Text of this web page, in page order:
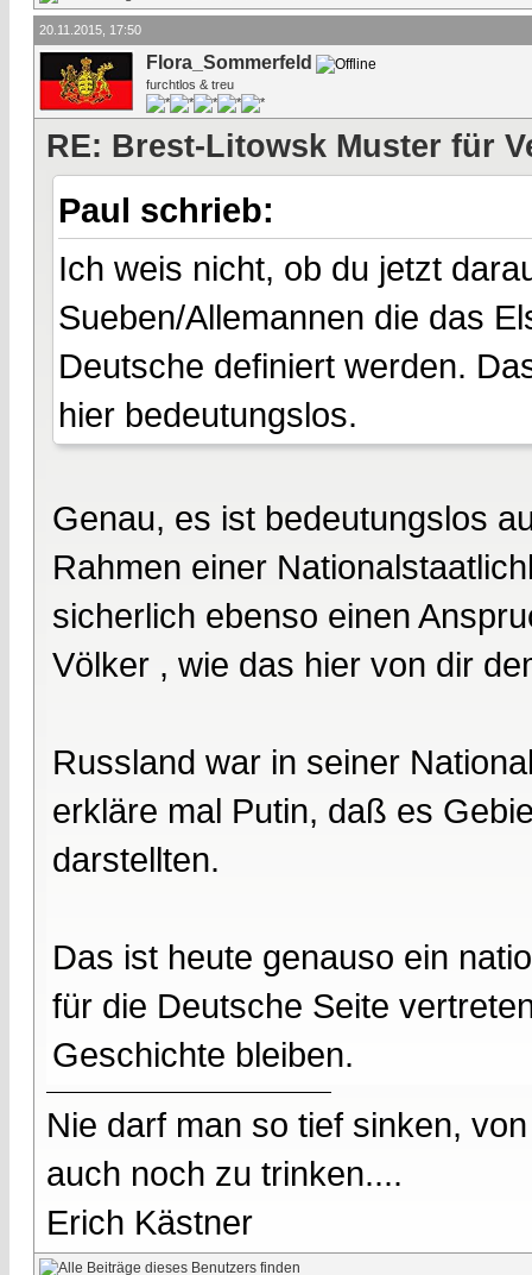
20.11.2015, 17:50
Flora_Sommerfeld
furchtlos & treu
RE: Brest-Litowsk Muster für
Paul schrieb:
Ich weis nicht, ob du jetzt
Sueben/Allemannen die das
Deutsche definiert werden.
hier bedeutungslos.
Genau, es ist bedeutungslos
Rahmen einer
sicherlich ebenso einen
Völker , wie das hier von dir
Russland war in seiner
erkläre mal Putin, daß es
darstellten.
Das ist heute genauso ein
für die Deutsche Seite
Geschichte bleiben.
Nie darf man so tief sinken,
auch noch zu trinken....
Erich Kästner